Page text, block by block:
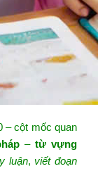
– cột mốc quan
–từ vựng
luận, viết đoạn